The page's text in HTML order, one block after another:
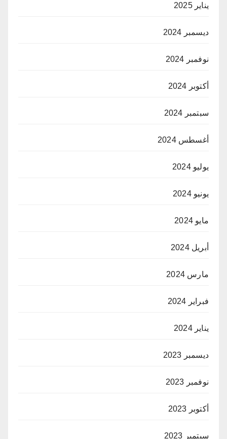
يناير 2025
ديسمبر 2024
نوفمبر 2024
أكتوبر 2024
سبتمبر 2024
أغسطس 2024
يوليو 2024
يونيو 2024
مايو 2024
أبريل 2024
مارس 2024
فبراير 2024
يناير 2024
ديسمبر 2023
نوفمبر 2023
أكتوبر 2023
سبتمبر 2023